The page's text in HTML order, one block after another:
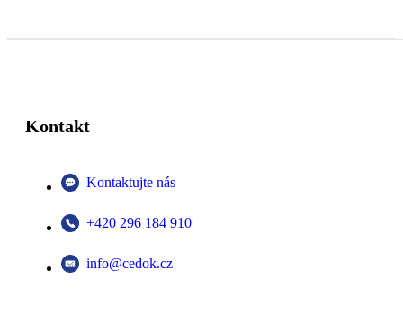
Kontakt
Kontaktujte nás
+420 296 184 910
info@cedok.cz